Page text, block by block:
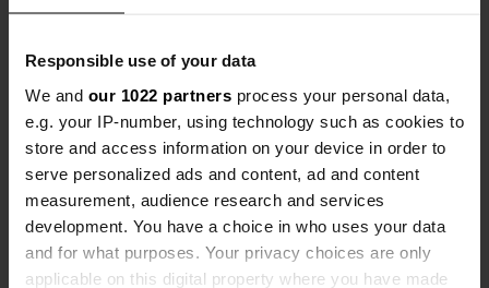
Responsible use of your data
We and our 1022 partners process your personal data,
e.g. your IP-number, using technology such as cookies to
store and access information on your device in order to
serve personalized ads and content, ad and content
measurement, audience research and services
development. You have a choice in who uses your data
and for what purposes. Your privacy choices are only
applicable on this digital property where you have made
Contact
Locatie
Dammstraße 1
3130, Herzogenburg, Oostenrijk
Coördinaten